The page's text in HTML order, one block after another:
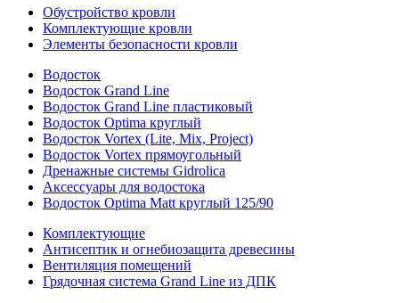
Обустройство кровли
Комплектующие кровли
Элементы безопасности кровли
Водосток
Водосток Grand Line
Водосток Grand Line пластиковый
Водосток Optima круглый
Водосток Vortex (Lite, Mix, Project)
Водосток Vortex прямоугольный
Дренажные системы Gidrolica
Аксессуары для водостока
Водосток Optima Matt круглый 125/90
Комплектующие
Антисептик и огнебиозащита древесины
Вентиляция помещений
Грядочная система Grand Line из ДПК